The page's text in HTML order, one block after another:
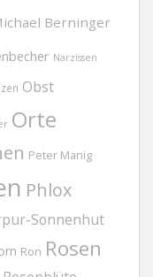
Berninger
Narzissen
Obst
Orte
Peter Manig
Phlox
Sonnenhut
Ron Rosen